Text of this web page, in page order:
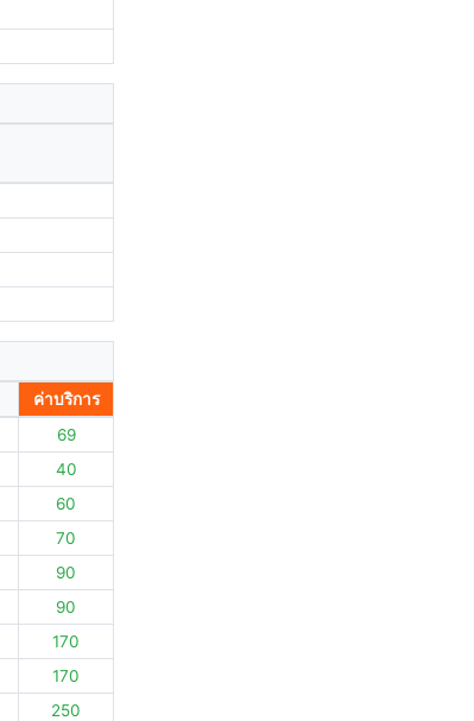
ค่าบริการ
69
40
60
70
90
90
170
170
250